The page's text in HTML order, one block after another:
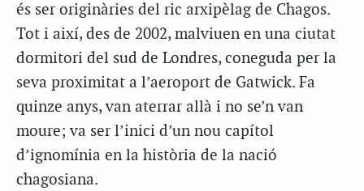
és ser originàries del ric arxipèlag de Chagos.
Tot i així, des de 2002, malviuen en una ciutat
dormitori del sud de Londres, coneguda per la
seva proximitat a l’aeroport de Gatwick. Fa
quinze anys, van aterrar allà i no se’n van
moure; va ser l’inici d’un nou capítol
d’ignomínia en la història de la nació
chagosiana.